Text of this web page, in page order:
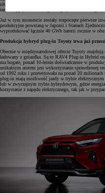
również w baterie bipolarne, testuje system
innowacyjnych technologii magazynowania energii.
Już w tym momencie zostały rozpoczęte pierwsze
produkcyjne powstaną w Japonii i Stanach
wyprodukować łącznie 40 GWh baterii rocznie w
Produkcja hybryd plug-in Toyoty trwa już
Obecnie w międzynarodowej ofercie Toyoty
ładowany z gniazdka. Są to RAV4 Plug-in Hybrid
ma bogate, ponad 10-letnie doświadczenie w
unikalnym atutem jest wykorzystanie sprawdzonej
od 1992 roku i przetestowała na ponad 20
plug-in mają możliwość jazdy w trybie
lub w zwyczajnym trybie hybrydowym, gdzie
korzystanie z napędu elektrycznego, tak jak w